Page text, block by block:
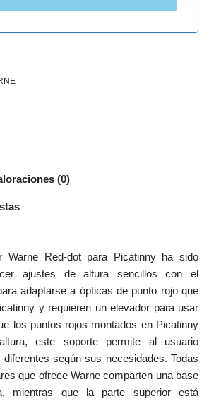
(0)
Warne Red-dot para Picatinny ha sido
ajustes de altura sencillos con el
adaptarse a ópticas de punto rojo que
y requieren un elevador para usar
los puntos rojos montados en Picatinny
este soporte permite al usuario
según sus necesidades. Todas
que ofrece Warne comparten una base
mientras que la parte superior está